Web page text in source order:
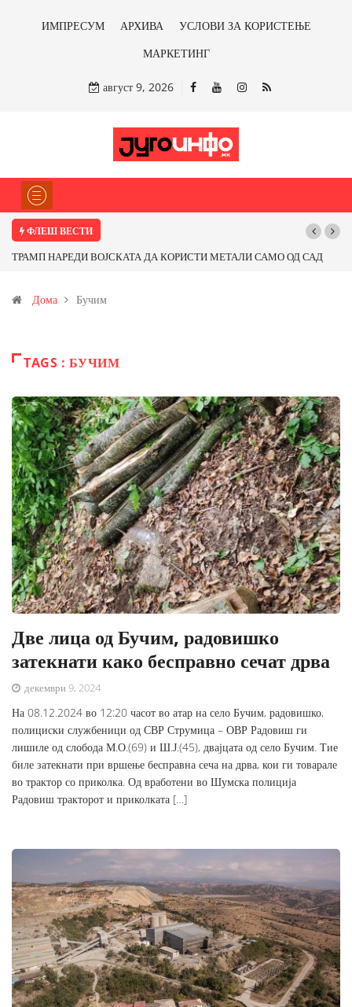
ИМПРЕСУМ АРХИВА
УСЛОВИ ЗА КОРИСТЕЊЕ
МАРКЕТИНГ
август 9, 2026
ФЛЕШ ВЕСТИ
ОД САД
Почнува реконструкцијата на улицата „5-ти Ноември“ во
Дома Бучим
TAGS : БУЧИМ
Две лица од Бучим, радовишко
затекнати како бесправно сечат дрва
декември 9, 2024
На 08.12.2024 во 12:20 часот во атар на село Бучим, радовишко,
полициски службеници од СВР Струмица – ОВР Радовиш ги
лишиле од слобода М.О.(69) и Ш.Ј.(45), двајцата од село Бучим. Тие
биле затекнати при вршење бесправна сеча на дрва, кои ги товарале
во трактор со приколка. Од вработени во Шумска полиција
Радовиш тракторот и приколката […]